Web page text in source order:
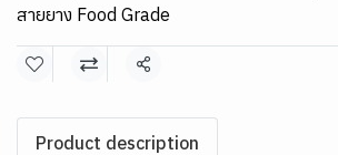
สายยาง Food Grade
แชร์
Product description